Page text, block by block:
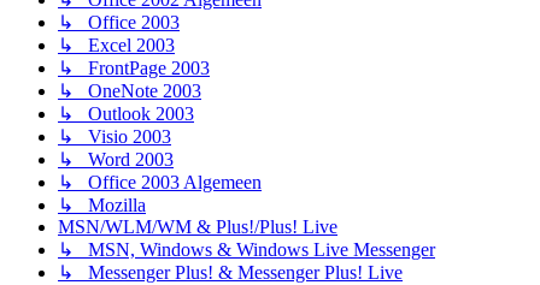
↳ Office 2003
↳ Excel 2003
↳ FrontPage 2003
↳ OneNote 2003
↳ Outlook 2003
↳ Visio 2003
↳ Word 2003
↳ Office 2003 Algemeen
↳ Mozilla
MSN/WLM/WM & Plus!/Plus! Live
↳ MSN, Windows & Windows Live Messenger
↳ Messenger Plus! & Messenger Plus! Live